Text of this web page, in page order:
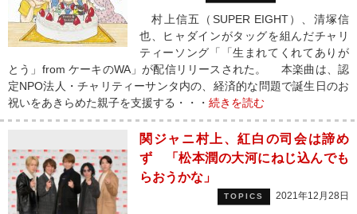
村上信五（SUPER EIGHT）、清塚信
也、ヒャダインがタッグを組んだチャリ
ティーソング「「生まれてくれてありが
とう」from ケーキのWA」が配信リリースされた。 本楽曲は、認
定NPO法人・チャリティーサンタ内の、経済的な問題で誕生日のお
祝いをあきらめた親子を支援する・・・ 続きを読む
関ジャニ村上、紅白の司会は諦め
ず 「松本潤の大河にねじ込んでも
らおうかな」
TOPICS 2021年12月28日